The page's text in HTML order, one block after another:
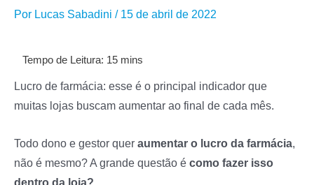
Por Lucas Sabadini / 15 de abril de 2022
Lucro de farmácia: esse é o principal indicador que
muitas lojas buscam aumentar ao final de cada mês.
Todo dono e gestor quer aumentar o lucro da farmácia,
não é mesmo? A grande questão é como fazer isso
dentro da loja?